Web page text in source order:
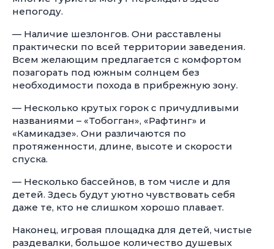
непогоду.
— Наличие шезлонгов. Они расставлены
практически по всей территории заведения.
Всем желающим предлагается с комфортом
позагорать под южным солнцем без
необходимости похода в прибрежную зону.
— Несколько крутых горок с причудливыми
названиями – «Тобогган», «Рафтинг» и
«Камикадзе». Они различаются по
протяженности, длине, высоте и скорости
спуска.
— Несколько бассейнов, в том числе и для
детей. Здесь будут уютно чувствовать себя
даже те, кто не слишком хорошо плавает.
Наконец, игровая площадка для детей, чистые
раздевалки, большое количество душевых